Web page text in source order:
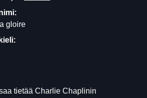
gloire
tietää Charlie Chaplinin